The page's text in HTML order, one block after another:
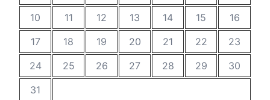
10
11 12 13 14 15
16
17
18 19 20 21 22
23
24
25 26 27 28 29
30
31